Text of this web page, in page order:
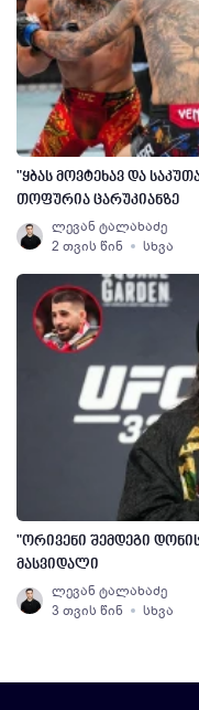
"ყბას მოვტეხავ და
თოფურია ცარუკიანზე
ლევან ტალახაძე
2 თვის წინ
სხვა
"ორივენი შემდეგი
მასვიდალი
ლევან ტალახაძე
3 თვის წინ
სხვა